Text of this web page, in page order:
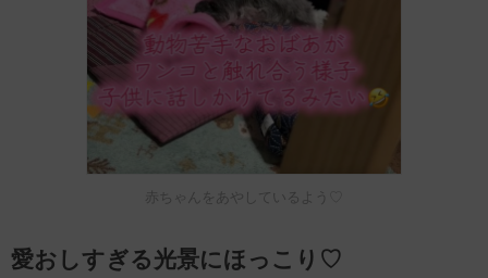
赤ちゃんをあやしているよう♡
愛おしすぎる光景にほっこり♡